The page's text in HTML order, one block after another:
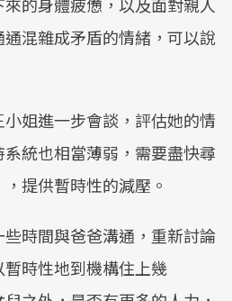
混雜成矛盾的情緒，可以說
姐進一步會談，評估她的情
統也相當薄弱，需要盡快尋
提供暫時性的減壓。
時間與爸爸溝通，重新討論
時性地到機構住上幾